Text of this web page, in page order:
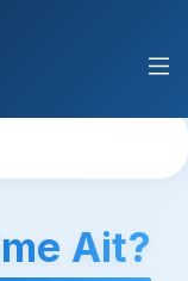
Ait?